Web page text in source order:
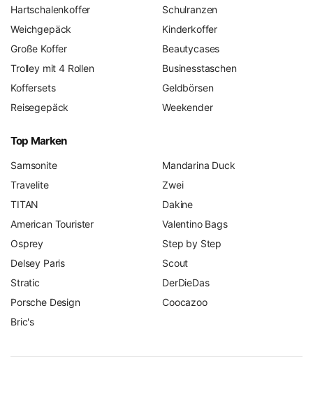
Hartschalenkoffer
Weichgepäck
Große Koffer
Trolley mit 4 Rollen
Koffersets
Reisegepäck
Schulranzen
Kinderkoffer
Beautycases
Businesstaschen
Geldbörsen
Weekender
Top Marken
Samsonite
Travelite
TITAN
American Tourister
Osprey
Delsey Paris
Stratic
Porsche Design
Bric's
Mandarina Duck
Zwei
Dakine
Valentino Bags
Step by Step
Scout
DerDieDas
Coocazoo